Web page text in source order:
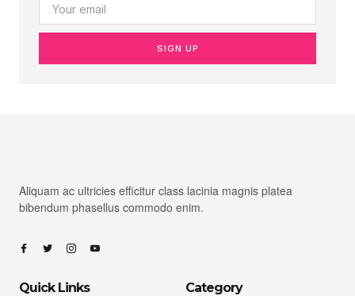
SIGN UP
Aliquam ac ultricies efficitur class lacinia magnis platea
bibendum phasellus commodo enim.
Quick Links Category